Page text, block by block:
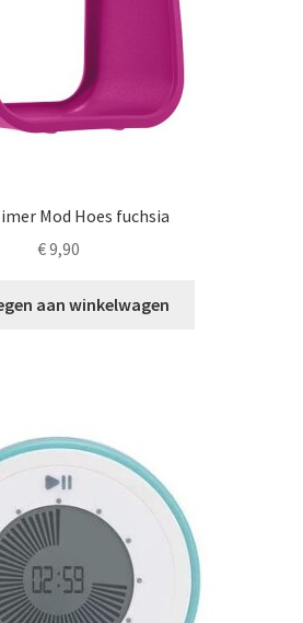
Mod Hoes fuchsia
€9,90
aan winkelwagen